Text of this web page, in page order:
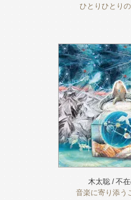
ひとりひとり
木太聡 / 不
音楽に寄り添う